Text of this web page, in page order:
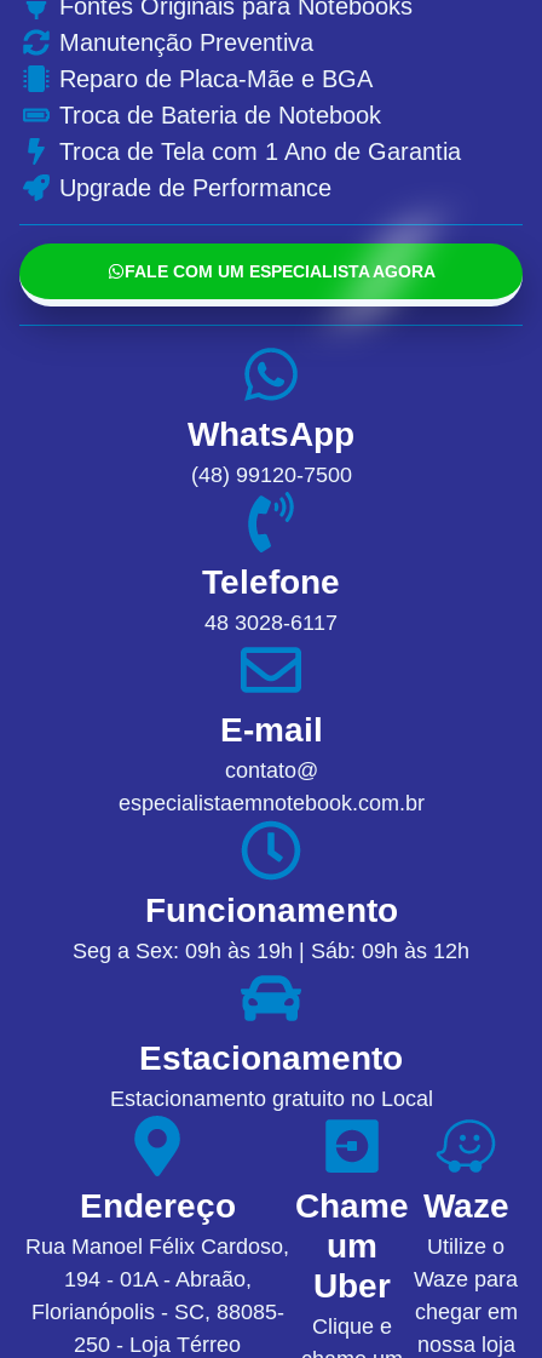
Fontes Originais para Notebooks
Manutenção Preventiva
Reparo de Placa-Mãe e BGA
Troca de Bateria de Notebook
Troca de Tela com 1 Ano de Garantia
Upgrade de Performance
FALE COM UM ESPECIALISTA AGORA
WhatsApp
(48) 99120-7500
Telefone
48 3028-6117
E-mail
contato@
especialistaemnotebook.com.br
Funcionamento
Seg a Sex: 09h às 19h | Sáb: 09h às 12h
Estacionamento
Estacionamento gratuito no Local
Chame
um
Uber
Clique e
Endereço
Rua Manoel Félix Cardoso,
194 - 01A - Abraão,
Florianópolis - SC, 88085-
250 - Loja Térreo
Waze
Utilize o
Waze para
chegar em
nossa loja